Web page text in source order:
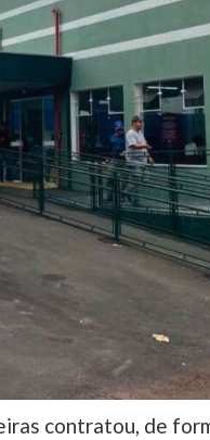
contratou, de